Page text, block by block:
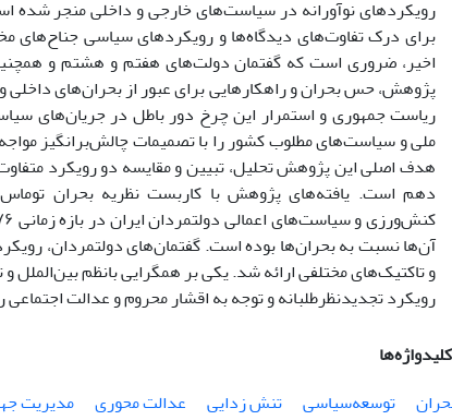
رویکردهای نوآورانه در سیاست‌های خارجی و داخلی منجر شده
برای درک تفاوت‌های دیدگاه‌ها و رویکردهای سیاسی جناح‌های
اخیر، ضروری است که گفتمان دولت‌های هفتم و هشتم و
پژوهش، حس بحران و راهکارهایی برای عبور از بحران‌های
ریاست جمهوری و استمرار این چرخ دور باطل در جریان‌های
ملی و سیاست‌های مطلوب کشور را با تصمیمات چالش‌برانگیز
هدف اصلی این پژوهش تحلیل، تبیین و مقایسه دو رویکرد
دهم است. یافته‌های پژوهش با کاربست نظریه بحران
آن‌ها نسبت به بحران‌ها بوده است. گفتمان‌های دولتمردان،
و تاکتیک‌های مختلفی ارائه شد. یکی بر همگرایی بانظم
رویکرد تجدیدنظرطلبانه و توجه به اقشار محروم و عدالت
کلیدواژه‌ها
توسعه‌سیاسی تنش زدایی عدالت محوری
مدیریت